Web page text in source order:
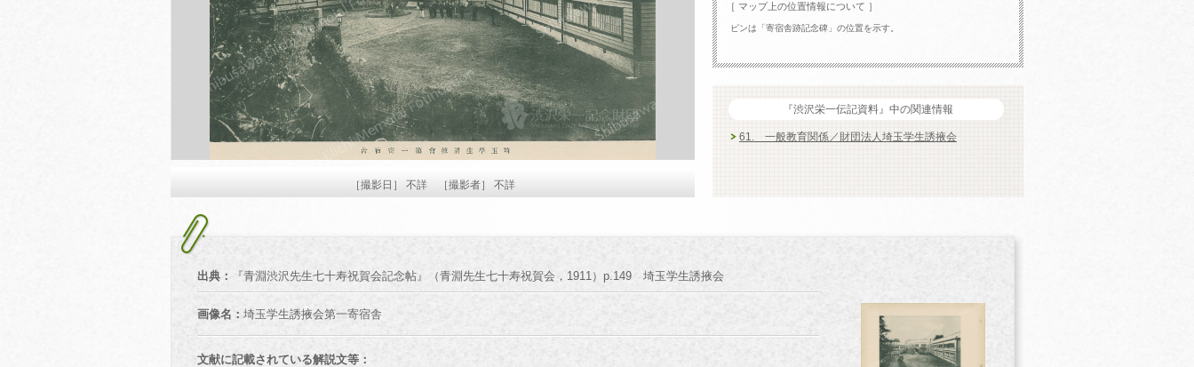
［撮影日］ 不詳 ［撮影者］ 不詳
［ マップ上の位置情報について ］
ピンは「寄宿舎跡記念碑」の位置を示す。
『渋沢栄一伝記資料』中の関連情報
61. 一般教育関係／財団法人埼玉学生誘掖会
出典： 『青淵渋沢先生七十寿祝賀会記念帖』（青淵先生七十寿祝賀会，1911）p.149 埼玉学生誘掖会
画像名： 埼玉学生誘掖会第一寄宿舎
文献に記載されている解説文等：